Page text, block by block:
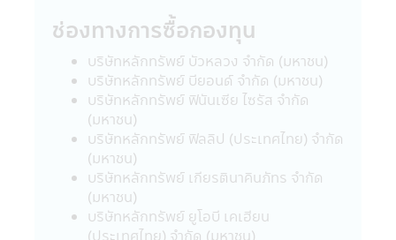
รัษฎากร ลงวันที่ 10 มีนาคม 2563 โดยเป็นไป
ตามเกณฑ์กรมรรพากรกำหนด ผู้ลงทุนควร
ศึกษาข้อมูลในหนังสือชี้ชวน/หนังสือชี้ชวนส่วน
สรุปข้อมูลสำคัญ ให้เข้าใจและควรเก็บหนังสือชี้
ชวนไว้เป็นข้อมูล เพื่อใช้อ้างอิงในอนาคต และ
เมื่อมีข้อสงสัยให้สอบถามผู้ติดต่อกับผู้ลงทุนให้
เข้าใจก่อนซื้อหน่วยลงทุน
คำเตือนเฉพาะกองทุน
• ผู้ลงทุนไม่สามารถนำหน่วยลงทุนของกองทุน
รวมเพื่อการเลี้ยงชีพและกองทุนรวมหุ้นระยะ
ยาวไปจำหน่าย จ่าย โอน จำนำ หรือนำไปเป็น
ช่องทางการซื้อกองทุน
บริษัทหลักทรัพย์ บัวหลวง จำกัด (มหาชน)
บริษัทหลักทรัพย์ บียอนด์ จำกัด (มหาชน)
บริษัทหลักทรัพย์ ฟินันเซีย ไซรัส จำกัด
(มหาชน)
บริษัทหลักทรัพย์ ฟิลลิป (ประเทศไทย) จำกัด
(มหาชน)
บริษัทหลักทรัพย์ เกียรตินาคินภัทร จำกัด
(มหาชน)
บริษัทหลักทรัพย์ ยูโอบี เคเฮียน
(ประเทศไทย) จำกัด (มหาชน)